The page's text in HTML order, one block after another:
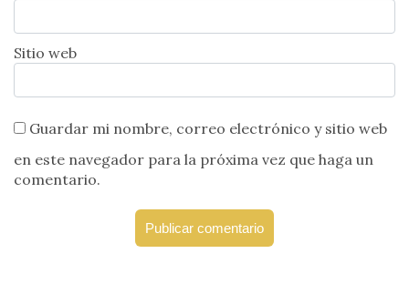
Sitio web
Guardar mi nombre, correo electrónico y sitio web
en este navegador para la próxima vez que haga un
comentario.